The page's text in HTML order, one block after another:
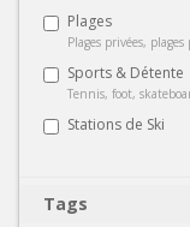
Plages
Plages privées,
Sports & Détente
Tennis, foot,
Stations de Ski
Tags